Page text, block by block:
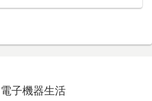
子機器生活